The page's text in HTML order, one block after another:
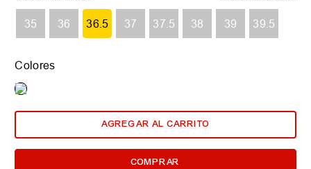
35 36 36.5 37 37.5 38 39 39.5
Colores
AGREGAR AL CARRITO
COMPRAR